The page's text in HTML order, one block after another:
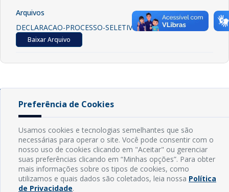
Arquivos
DECLARACAO-PROCESSO-SELETIVO-2026 [ pdf - 70kb ]
Baixar Arquivo
Endereço: Rua Capitão Vicente de Brito, S/N - Centro
CEP: 59598-000 - Guamaré - RN
Contato: (84) 3525-2032
E-mail: diretoria@guamare.rn.leg.br
Horário: Segunda a sexta-feira, das 8h às 12h
Preferência de Cookies
Usamos cookies e tecnologias semelhantes que são
necessárias para operar o site. Você pode consentir com o
nosso uso de cookies clicando em "Aceitar" ou gerenciar
suas preferências clicando em “Minhas opções”. Para obter
mais informações sobre os tipos de cookies, como
utilizamos e quais dados são coletados, leia nossa Política
de Privacidade.